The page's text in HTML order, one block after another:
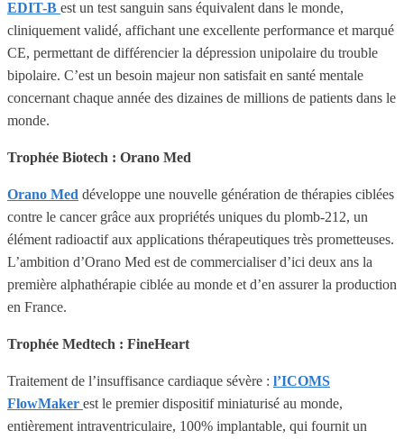
EDIT-B est un test sanguin sans équivalent dans le monde,
cliniquement validé, affichant une excellente performance et marqué
CE, permettant de différencier la dépression unipolaire du trouble
bipolaire. C’est un besoin majeur non satisfait en santé mentale
concernant chaque année des dizaines de millions de patients dans le
monde.
Trophée Biotech : Orano Med
Orano Med développe une nouvelle génération de thérapies ciblées
contre le cancer grâce aux propriétés uniques du plomb-212, un
élément radioactif aux applications thérapeutiques très prometteuses.
L’ambition d’Orano Med est de commercialiser d’ici deux ans la
première alphathérapie ciblée au monde et d’en assurer la production
en France.
Trophée Medtech : FineHeart
Traitement de l’insuffisance cardiaque sévère : l’ICOMS
FlowMaker est le premier dispositif miniaturisé au monde,
entièrement intraventriculaire, 100% implantable, qui fournit un